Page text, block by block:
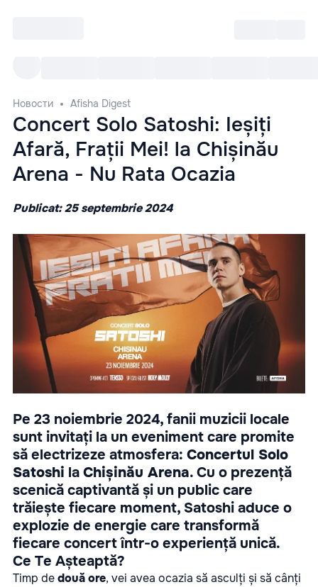
Новости Afisha Digest
Concert Solo Satoshi: Ieșiți
Afară, Frații Mei! la Chișinău
Arena - Nu Rata Ocazia
Publicat: 25 septembrie 2024
Pe 23 noiembrie 2024, fanii muzicii locale
sunt invitați la un eveniment care promite
să electrizeze atmosfera: Concertul Solo
Satoshi la Chișinău Arena. Cu o prezență
scenică captivantă și un public care
trăiește fiecare moment, Satoshi aduce o
explozie de energie care transformă
fiecare concert într-o experiență unică.
Ce Te Așteaptă?
Timp dedouă ore, vei avea ocazia să asculți și să cânți